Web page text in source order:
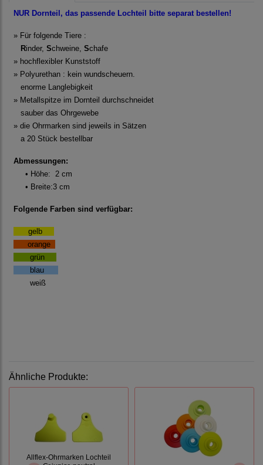
NUR Dornteil, das passende Lochteil bitte separat bestellen!
» Für folgende Tiere :
Rinder, Schweine, Schafe
» hochflexibler Kunststoff
» Polyurethan : kein wundscheuern.
enorme Langlebigkeit
» Metallspitze im Dornteil durchschneidet
sauber das Ohrgewebe
» die Ohrmarken sind jeweils in Sätzen
a 20 Stück bestellbar
Abmessungen:
• Höhe: 2 cm
• Breite:3 cm
Folgende Farben sind verfügbar:
gelb
orange
grün
blau
weiß
Ähnliche Produkte:
Allflex-Ohrmarken Lochteil